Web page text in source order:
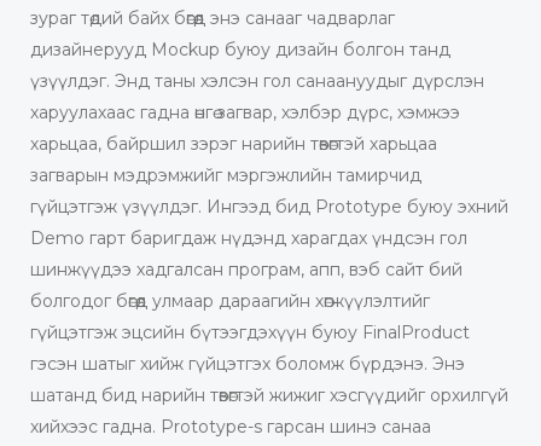
зураг төдий байх бөгөөд энэ санааг чадварлаг
дизайнерууд Mockup буюу дизайн болгон танд
үзүүлдэг. Энд таны хэлсэн гол санаануудыг дүрслэн
харуулахаас гадна өнгө загвар, хэлбэр дүрс, хэмжээ
харьцаа, байршил зэрэг нарийн төвөгтэй харьцаа
загварын мэдрэмжийг мэргэжлийн тамирчид
гүйцэтгэж үзүүлдэг. Ингээд бид Prototype буюу эхний
Demo гарт баригдаж нүдэнд харагдах үндсэн гол
шинжүүдээ хадгалсан програм, апп, вэб сайт бий
болгодог бөгөөд улмаар дараагийн хөгжүүлэлтийг
гүйцэтгэж эцсийн бүтээгдэхүүн буюу FinalProduct
гэсэн шатыг хийж гүйцэтгэх боломж бүрдэнэ. Энэ
шатанд бид нарийн төвөгтэй жижиг хэсгүүдийг орхилгүй
хийхээс гадна. Prototype-s гарсан шинэ санаа